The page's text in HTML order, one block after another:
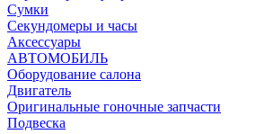
Сумки
Секундомеры и часы
Аксессуары
АВТОМОБИЛЬ
Оборудование салона
Двигатель
Оригинальные гоночные запчасти
Подвеска